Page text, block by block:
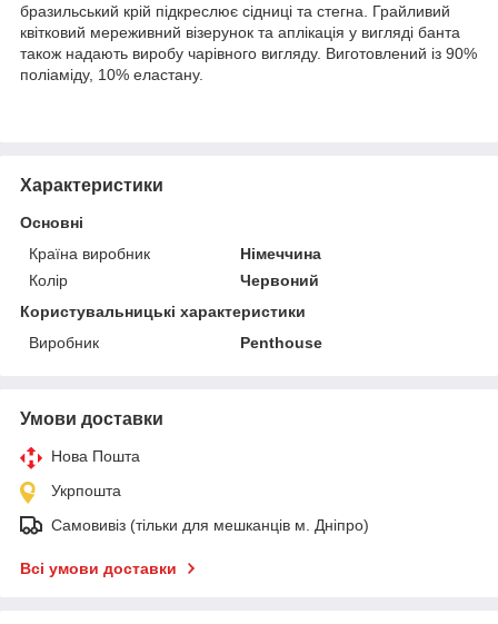
бразильський крій підкреслює сідниці та стегна. Грайливий
квітковий мереживний візерунок та аплікація у вигляді банта
також надають виробу чарівного вигляду. Виготовлений із 90%
поліаміду, 10% еластану.
Характеристики
Основні
Країна виробник
Німеччина
Колір
Червоний
Користувальницькі характеристики
Виробник
Penthouse
Умови доставки
Нова Пошта
Укрпошта
Самовивіз (тільки для мешканців м. Дніпро)
Всі умови доставки